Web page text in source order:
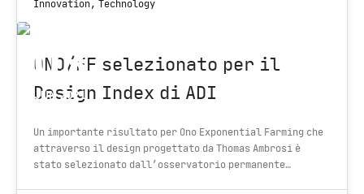
Innovation, Technology
03
JUN 2021
ONO/EF selezionato per il
Design Index di ADI
Un importante risultato per Ono Exponential Farming che
attraverso il design progettato da Thomas Ambrosi è
stato selezionato dall’osservatorio permanente…